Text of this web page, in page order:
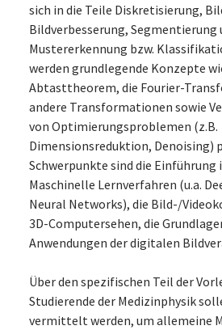
sich in die Teile Diskretisierung,
Bildverbesserung, Segmentierung
Mustererkennung bzw.
werden grundlegende Konzepte
Abtasttheorem, die Fourier-
andere Transformationen sowie
von Optimierungsproblemen (z.B.
Dimensionsreduktion, Denoising)
Schwerpunkte sind die Einführung
Maschinelle Lernverfahren (u.a.
Neural Networks), die Bild-/
3D-Computersehen, die
Anwendungen der digitalen
Über den spezifischen Teil der
Studierende der Medizinphysik
vermittelt werden, um allemeine